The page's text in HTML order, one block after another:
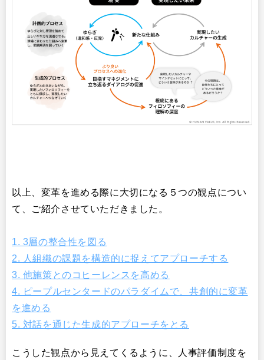
以上、変革を進める際に大切になる５つの観点につい
て、ご紹介させていただきました。
1. 3層の整合性を図る
2. 人組織の課題を構造的に捉えてアプローチする
3. 他施策とのコヒーレンスを高める
4. ピープルセンタードのパラダイムで、共創的に変革
を進める
5. 対話を通じた生成的アプローチをとる
こうした観点から見えてくるように、人事評価制度を